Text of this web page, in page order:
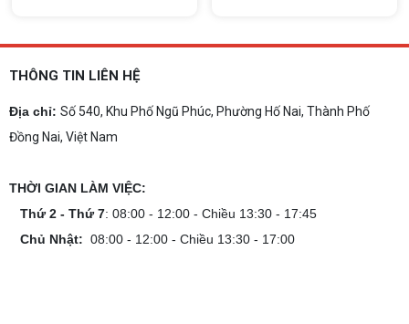
THÔNG TIN LIÊN HỆ
Địa chỉ: Số 540, Khu Phố Ngũ Phúc, Phường Hố Nai, Thành Phố
Đồng Nai, Việt Nam
THỜI GIAN LÀM VIỆC:
Thứ 2 - Thứ 7: 08:00 - 12:00 - Chiều 13:30 - 17:45
Chủ Nhật: 08:00 - 12:00 - Chiều 13:30 - 17:00